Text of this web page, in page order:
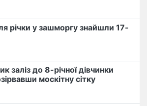
річки у зашморгу знайшли 17-
заліз до 8-річної дівчинки
москітну сітку